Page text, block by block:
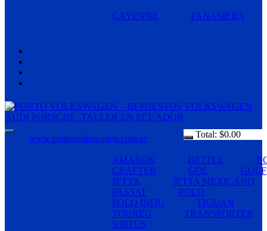
CAYENNE PANAMERA
Total: $0.00
www.puntovolkswagen.com.ec
AMAROK BETTLE
CRAFTER
GOL
GOLF
JETTA
JETTA MEXICANO
PASSAT
POLO
POLO INDU
TIGUAN
TOUREG
TRANSPORTER
VIRTUS